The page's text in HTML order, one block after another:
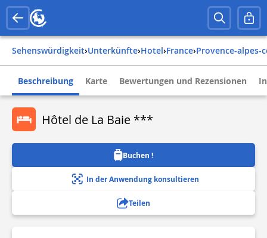
Sehenswürdigkeit› Unterkünfte› Hotel› france› provence-alpes-
Beschreibung Karte Bewertungen und Rezensionen
Hôtel de La Baie ***
Buchen !
In der Anwendung konsultieren
Teilen